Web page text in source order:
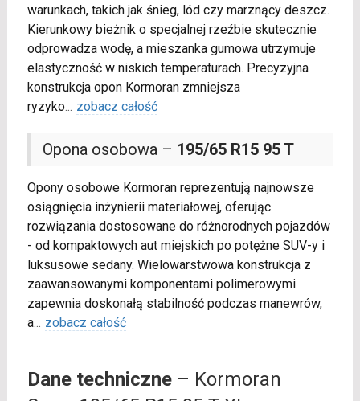
warunkach, takich jak śnieg, lód czy marznący deszcz.
Kierunkowy bieżnik o specjalnej rzeźbie skutecznie
odprowadza wodę, a mieszanka gumowa utrzymuje
elastyczność w niskich temperaturach. Precyzyjna
konstrukcja opon Kormoran zmniejsza
ryzyko... zobacz całość
Opona osobowa – 195/65 R15 95 T
Opony osobowe Kormoran reprezentują najnowsze
osiągnięcia inżynierii materiałowej, oferując
rozwiązania dostosowane do różnorodnych pojazdów
- od kompaktowych aut miejskich po potężne SUV-y i
luksusowe sedany. Wielowarstwowa konstrukcja z
zaawansowanymi komponentami polimerowymi
zapewnia doskonałą stabilność podczas manewrów,
a... zobacz całość
Dane techniczne– Kormoran